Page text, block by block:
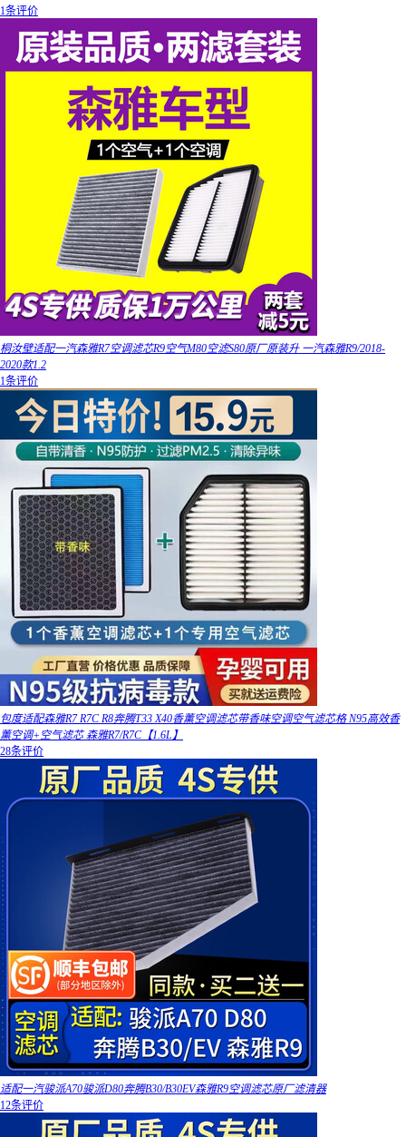
1条评价
桐汝壁适配一汽森雅R7空调滤芯R9空气M80空滤S80原厂原装升 一汽森雅R9/2018-
2020款1.2
1条评价
包度适配森雅R7 R7C R8奔腾T33 X40香薰空调滤芯带香味空调空气滤芯格 N95高效香
薰空调+空气滤芯 森雅R7/R7C【1.6L】
28条评价
适配一汽骏派A70骏派D80奔腾B30/B30EV森雅R9空调滤芯原厂滤清器
12条评价